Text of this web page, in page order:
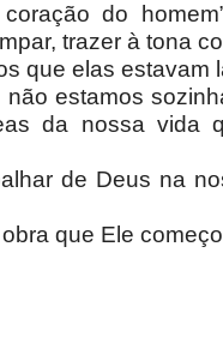
do
trazer à tona
que elas estavam
estamos
da nossa vida
de Deus na
que Ele